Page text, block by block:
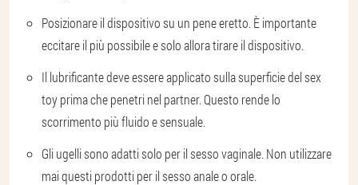
Posizionare il dispositivo su un pene eretto. È importante
eccitare il più possibile e solo allora tirare il dispositivo.
Il lubrificante deve essere applicato sulla superficie del sex
toy prima che penetri nel partner. Questo rende lo
scorrimento più fluido e sensuale.
Gli ugelli sono adatti solo per il sesso vaginale. Non utilizzare
mai questi prodotti per il sesso anale o orale.